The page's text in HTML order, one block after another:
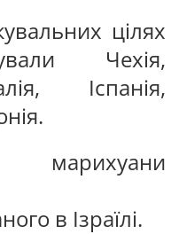
цілях
Чехія,
Іспанія,
марихуани
в Ізраїлі.